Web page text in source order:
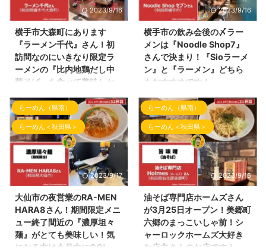
2023/9/16
横手市大森町にあります
『ラーメン千代』さん！初
訪問なのにいきなり限定ラ
ーメンの『比内地鶏だし中
華そば』を食べて美味しか
こんばんわ！しんめんのブログ📝
のお時間となりました。 最近、
ブログの掲載が停滞しており、
申し訳ございませんが少しずつ少
しずつ掲載をしてまいりますm(_
_)m 今回の投稿は、先週、これま
た！初訪問のラーメン店さんをご
紹介致します！ オープン時の
Instagramの投稿（＠
noodle.chiyo さん）にて、ちょ
ー有名人の花輪で注目を浴びまし
た！ 元横綱白鵬さん や 料理
2023/9/16
横手市の飲み会後の〆ラー
メンは『Noodle Shop7』
さんで決まり！『Sioラーメ
ン』と『ラーメン』どちら
もおすすめです！
こんばんわ！しんめんのブログ📝
のお時間となりました。 最近、
朝、気温が寒く０℃前後、日中
10度前後と気温差が激しく、 な
かなか陽気な天気となりません
ね。こんな時には、温かい拉麺で
一杯としたいところです！ 本日
は、先週・先々週とお世話になっ
た初訪問のお店をご紹介致しま
す！ 今回ご紹介するラーメン屋
さんはここ！ 横手市中央町にあ
ります『Noodle Shop7（ヌード
ルショップセブン）』さん に初
らーめん（県南）
らーめん＜秋田県＞
2023/9/17
大仙市の夜営業のRA-MEN
HARA8さん！期間限定メニ
ュー終了間近の『濃厚坦々
麺』がとても美味しい！気
らーめん（県南）
らーめん＜秋田県＞
2023/9/16
油そば専門店ホームズさん
が3月25日オープン！美郷町
六郷のまっこいしゃ前！シ
ャーロックホームズ大好き